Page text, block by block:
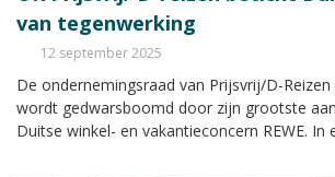
van tegenwerking
12 september 2025
De ondernemingsraad van Prijsvrij/D-
wordt gedwarsboomd door zijn grootste
Duitse winkel- en vakantieconcern REWE.